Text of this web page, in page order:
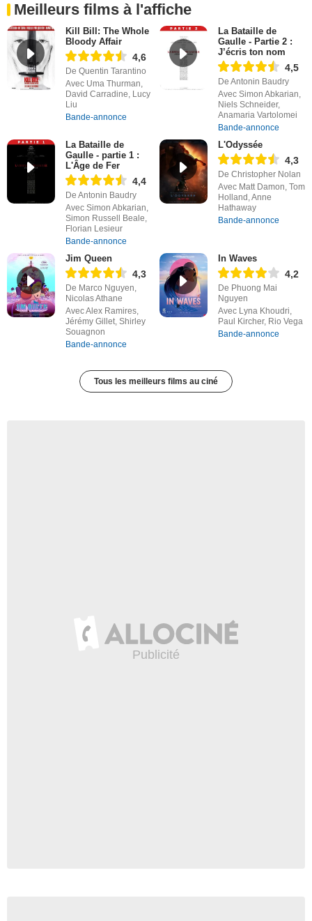
Meilleurs films à l'affiche
Kill Bill: The Whole
Bloody Affair
4,6
De Quentin Tarantino
Avec Uma Thurman,
David Carradine, Lucy
Liu
Bande-annonce
La Bataille de
Gaulle - Partie 2 :
J’écris ton nom
4,5
De Antonin Baudry
Avec Simon Abkarian,
Niels Schneider,
Anamaria Vartolomei
Bande-annonce
La Bataille de
Gaulle - partie 1 :
L'Âge de Fer
4,4
De Antonin Baudry
Avec Simon Abkarian,
Simon Russell Beale,
Florian Lesieur
Bande-annonce
L'Odyssée
4,3
De Christopher Nolan
Avec Matt Damon, Tom
Holland, Anne
Hathaway
Bande-annonce
Jim Queen
4,3
De Marco Nguyen,
Nicolas Athane
Avec Alex Ramires,
Jérémy Gillet, Shirley
Souagnon
Bande-annonce
In Waves
4,2
De Phuong Mai
Nguyen
Avec Lyna Khoudri,
Paul Kircher, Rio Vega
Bande-annonce
Tous les meilleurs films au ciné